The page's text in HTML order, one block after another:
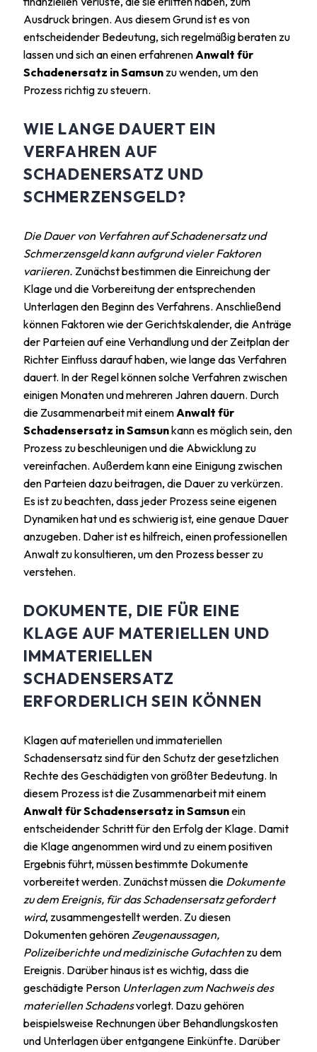
Ausdruck bringen. Aus diesem Grund ist es von
entscheidender Bedeutung, sich regelmäßig beraten zu
lassen und sich an einen erfahrenenAnwalt für
Schadenersatz in Samsun zu wenden, um den
Prozess richtig zu steuern.
WIE LANGE DAUERT EIN
VERFAHREN AUF
SCHADENERSATZ UND
SCHMERZENSGELD?
Die Dauer von Verfahren auf Schadenersatz und
Schmerzensgeld kann aufgrund vieler Faktoren
variieren. Zunächst bestimmen die Einreichung der
Klage und die Vorbereitung der entsprechenden
Unterlagen den Beginn des Verfahrens. Anschließend
können Faktoren wie der Gerichtskalender, die Anträge
der Parteien auf eine Verhandlung und der Zeitplan der
Richter Einfluss darauf haben, wie lange das Verfahren
dauert. In der Regel können solche Verfahren zwischen
einigen Monaten und mehreren Jahren dauern. Durch
die Zusammenarbeit mit einem Anwalt für
Schadensersatz in Samsunkann es möglich sein, den
Prozess zu beschleunigen und die Abwicklung zu
vereinfachen. Außerdem kann eine Einigung zwischen
den Parteien dazu beitragen, die Dauer zu verkürzen.
Es ist zu beachten, dass jeder Prozess seine eigenen
Dynamiken hat und es schwierig ist, eine genaue Dauer
anzugeben. Daher ist es hilfreich, einen professionellen
Anwalt zu konsultieren, um den Prozess besser zu
verstehen.
DOKUMENTE, DIE FÜR EINE
KLAGE AUF MATERIELLEN UND
IMMATERIELLEN
SCHADENSERSATZ
ERFORDERLICH SEIN KÖNNEN
Klagen auf materiellen und immateriellen
Schadensersatz sind für den Schutz der gesetzlichen
Rechte des Geschädigten von größter Bedeutung. In
diesem Prozess ist die Zusammenarbeit mit einem
Anwalt für Schadensersatz in Samsunein
entscheidender Schritt für den Erfolg der Klage. Damit
die Klage angenommen wird und zu einem positiven
Ergebnis führt, müssen bestimmte Dokumente
vorbereitet werden. Zunächst müssen die Dokumente
zu dem Ereignis, für das Schadensersatz gefordert
wird, zusammengestellt werden. Zu diesen
Dokumenten gehören Zeugenaussagen,
Polizeiberichte und medizinische Gutachtenzu dem
Ereignis. Darüber hinaus ist es wichtig, dass die
geschädigte Person Unterlagen zum Nachweis des
materiellen Schadensvorlegt. Dazu gehören
beispielsweise Rechnungen über Behandlungskosten
und Unterlagen über entgangene Einkünfte. Darüber